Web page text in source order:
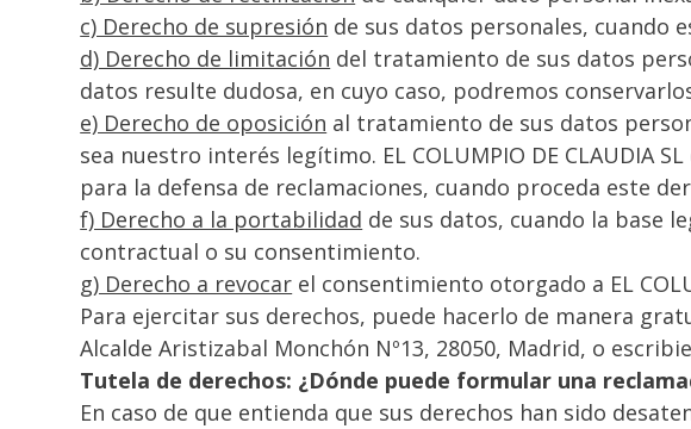
c) Derecho de supresión de sus datos personales, cuando
d) Derecho de limitación del tratamiento de sus datos
datos resulte dudosa, en cuyo caso, podremos
e) Derecho de oposición al tratamiento de sus datos
sea nuestro interés legítimo. EL COLUMPIO DE CLAUDIA
para la defensa de reclamaciones, cuando proceda este
f) Derecho a la portabilidad de sus datos, cuando la base
contractual o su consentimiento.
g) Derecho a revocar el consentimiento otorgado a EL
Para ejercitar sus derechos, puede hacerlo de manera
Alcalde Aristizabal Monchón Nº13, 28050, Madrid, o
Tutela de derechos: ¿Dónde puede formular una
En caso de que entienda que sus derechos han sido